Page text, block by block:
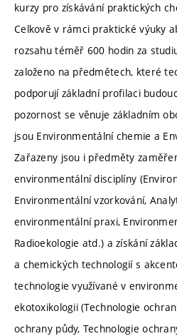
kurzy pro získávání praktických
Celkově v rámci praktické výuky
rozsahu téměř 600 hodin za
založeno na předmětech, které
podporují základní profilaci
pozornost se věnuje základním
jsou Environmentální chemie a
Zařazeny jsou i předměty
environmentální disciplíny
Environmentální vzorkování,
environmentální praxi,
Radioekologie atd.) a získání
a chemických technologií s
technologie využívané v
ekotoxikologii (Technologie
ochrany půdy, Technologie